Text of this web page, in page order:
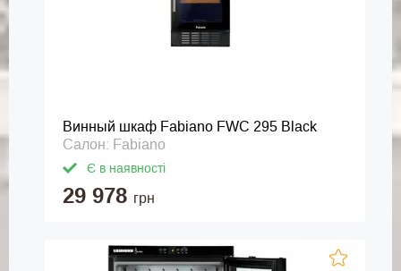
Винный шкаф Fabiano FWC 295 Black
Салон: Fabiano
Є в наявності
29 978 грн